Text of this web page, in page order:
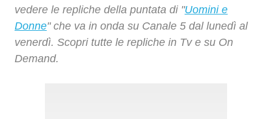
vedere le repliche della puntata di "Uomini e
Donne" che va in onda su Canale 5 dal lunedì al
venerdì. Scopri tutte le repliche in Tv e su On
Demand.